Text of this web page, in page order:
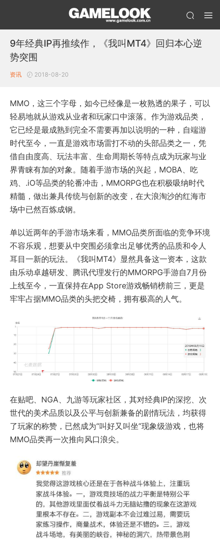
9年经典IP再推续作，《我叫MT4》回归本心逆
势突围
资讯 2018-08-20
MMO，这三个字母，如今已经像是一枚熟透的果子，可以
轻易地就从游戏从业者和玩家口中滚落。作为游戏品类，
它已经是最成熟到完全不需要再加以说明的一种，自端游
时代至今，一直是游戏市场雷打不动的头部品类之一，凭
借自由度高、玩法丰富、生命周期长等特点成为玩家与业
界青睐有加的对象。随着手游市场的兴起，MOBA、吃
鸡、.iO等品类的轮番冲击，MMORPG也在积极吸纳时代
精髓，做出兼具传统与创新的改变，在大浪淘沙的红海市
场中已然百炼成钢。
单以近两年的手游市场来看，MMO品类所面临的竞争环境
不容乐观，想要从中突围必须拿出足够优秀的品质和令人
耳目一新的玩法。《我叫MT4》显然具备这一资本，这款
由乐动卓越研发、腾讯代理发行的MMORPG手游自7月份
上线至今，一直保持在App Store游戏畅销榜前三，更是
牢牢占据MMO品类的头把交椅，拥有极高的人气。
在贴吧、NGA、九游等玩家社区，其对经典IP的深挖、次
世代的美术品质以及公平与创新兼备的剧情玩法，均获得
了玩家的称赞，已然成为“叫好又叫坐”现象级游戏，也将
MMO品类再一次推向风口浪尖。